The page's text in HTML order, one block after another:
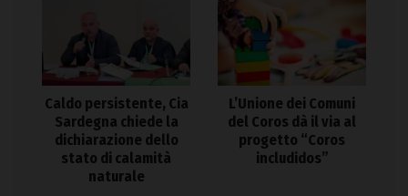
Caldo persistente, Cia
Sardegna chiede la
dichiarazione dello
stato di calamità
naturale
L’Unione dei Comuni
del Coros dà il via al
progetto “Coros
includidos”